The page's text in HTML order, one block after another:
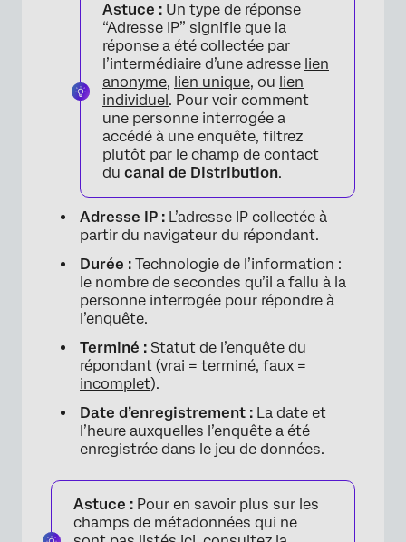
Astuce : Un type de réponse
“Adresse IP” signifie que la
réponse a été collectée par
l’intermédiaire d’une adresse lien
anonyme, lien unique, ou lien
individuel . Pour voir comment
une personne interrogée a
accédé à une enquête, filtrez
plutôt par le champ de contact
du canal de Distribution.
Adresse IP : L’adresse IP collectée à
partir du navigateur du répondant.
Durée : Technologie de l’information :
le nombre de secondes qu’il a fallu à la
personne interrogée pour répondre à
l’enquête.
Terminé : Statut de l’enquête du
répondant (vrai = terminé, faux =
incomplet).
Date d’enregistrement : La date et
l’heure auxquelles l’enquête a été
enregistrée dans le jeu de données.
Astuce : Pour en savoir plus sur les
champs de métadonnées qui ne